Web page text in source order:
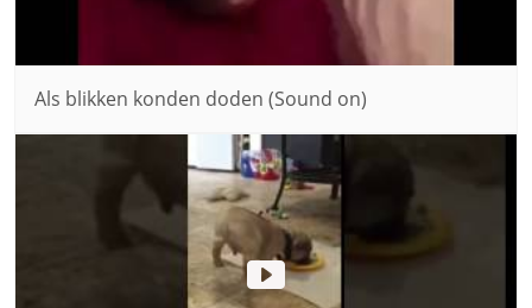
Als blikken konden doden (Sound on)